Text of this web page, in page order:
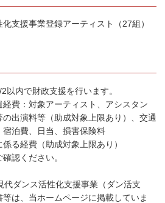
支援事業登録アーティスト（27組）
内で財政支援を行います。
費：対象アーティスト、アシスタン
の出演料等（助成対象上限あり）、交通
泊費、日当、損害保険料
る経費（助成対象上限あり）
認ください。
代ダンス活性化支援事業（ダン活支
は、当ホームページに掲載していま